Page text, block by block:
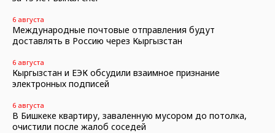
6 августа
Международные почтовые отправления будут
доставлять в Россию через Кыргызстан
6 августа
Кыргызстан и ЕЭК обсудили взаимное признание
электронных подписей
6 августа
В Бишкеке квартиру, заваленную мусором до потолка,
очистили после жалоб соседей